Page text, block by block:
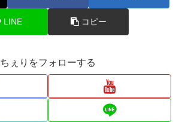
LINE コピー
ちぇりをフォローする